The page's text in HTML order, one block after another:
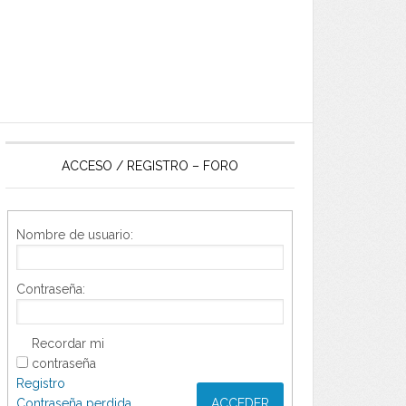
ACCESO / REGISTRO – FORO
Nombre de usuario:
Contraseña:
Recordar mi
contraseña
Registro